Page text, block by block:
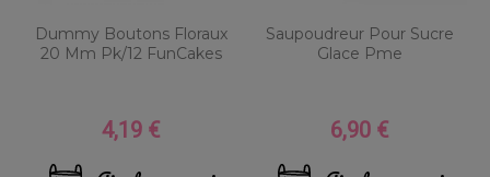
Dummy Boutons Floraux
20 Mm Pk/12 FunCakes
Prix
4,19 €
Saupoudreur Pour Sucre
Glace Pme
Prix
6,90 €